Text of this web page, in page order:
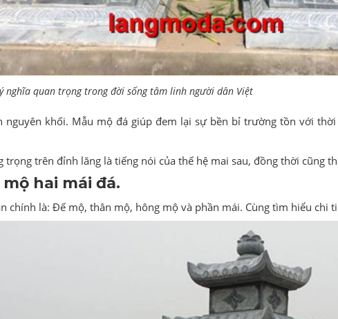
nghĩa quan trọng trong đời sống tâm linh người dân Việt
khối. Mẫu mộ đá giúp đem lại sự bền bỉ trường tồn với
trọng trên đỉnh lăng là tiếng nói của thế hệ mai sau, đồng thời cũng
hai mái đá.
chính là: Đế mộ, thân mộ, hông mộ và phần mái. Cùng tìm hiểu chi